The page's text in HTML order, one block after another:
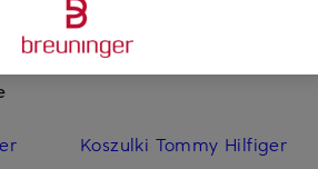
Koszulki Tommy Hilfiger